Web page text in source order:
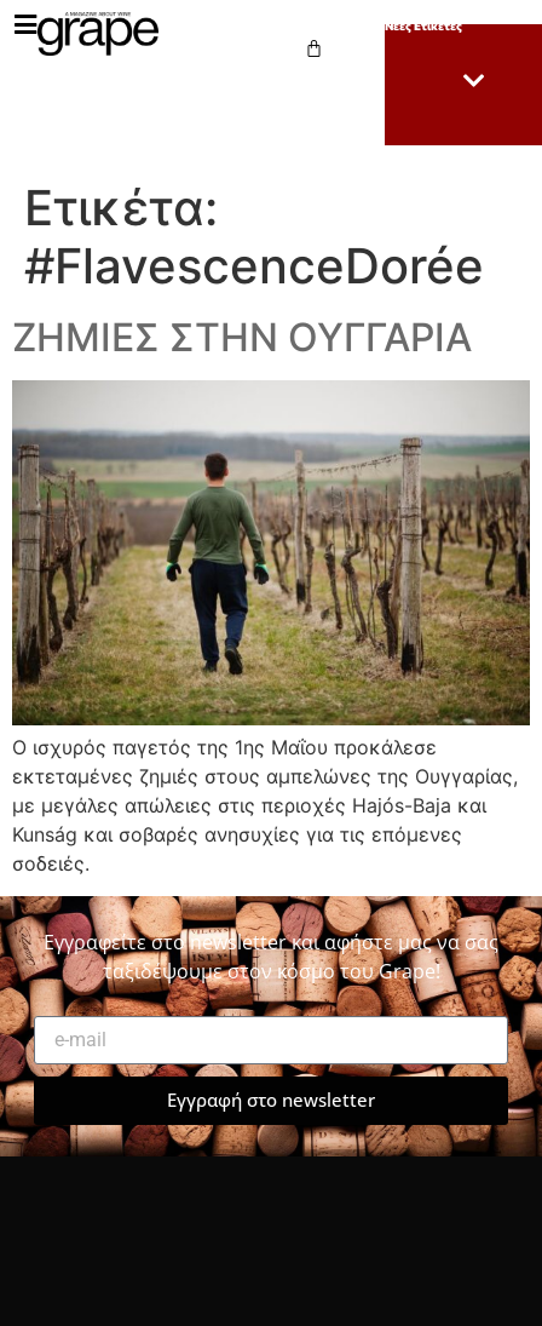
Νέες Ετικέτες
Ετικέτα:
#FlavescenceDorée
ΖΗΜΙΕΣ ΣΤΗΝ ΟΥΓΓΑΡΙΑ
Ο ισχυρός παγετός της 1ης Μαΐου προκάλεσε
εκτεταμένες ζημιές στους αμπελώνες της Ουγγαρίας,
με μεγάλες απώλειες στις περιοχές Hajós-Baja και
Kunság και σοβαρές ανησυχίες για τις επόμενες
σοδειές.
Εγγραφείτε στο newsletter και αφήστε μας να σας
ταξιδέψουμε στον κόσμο του Grape!
Εγγραφή στο newsletter